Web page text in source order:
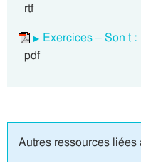
rtf
Exercices – Son t
pdf
Autres ressources liées